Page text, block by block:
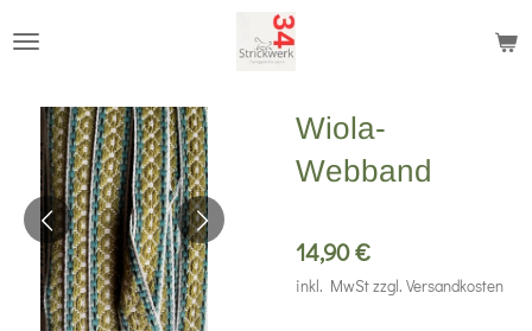
Wiola-
Webband
14,90 €
inkl. MwSt zzgl. Versandkosten